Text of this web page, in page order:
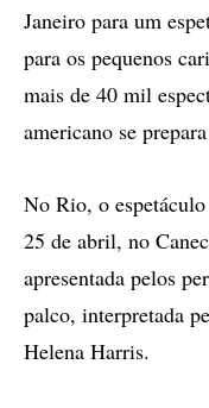
Janeiro para um
para os pequenos
mais de 40 mil
americano se
No Rio, o
25 de abril, no
apresentada pelos
palco, interpretada
Helena Harris.